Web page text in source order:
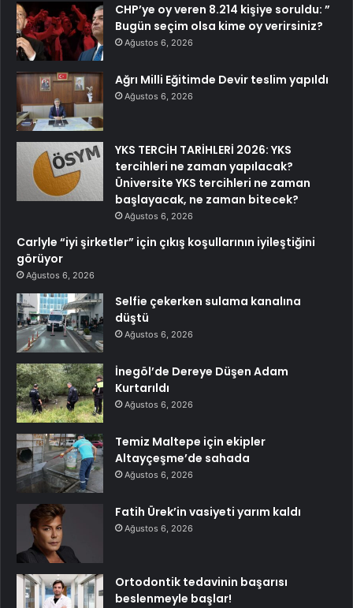
CHP’ye oy veren 8.214 kişiye soruldu: ”
Bugün seçim olsa kime oy verirsiniz?
Ağustos 6, 2026
Ağrı Milli Eğitimde Devir teslim yapıldı
Ağustos 6, 2026
YKS TERCİH TARİHLERİ 2026: YKS
tercihleri ne zaman yapılacak?
Üniversite YKS tercihleri ne zaman
başlayacak, ne zaman bitecek?
Ağustos 6, 2026
Carlyle “iyi şirketler” için çıkış koşullarının iyileştiğini
görüyor
Ağustos 6, 2026
Selfie çekerken sulama kanalına
düştü
Ağustos 6, 2026
İnegöl’de Dereye Düşen Adam
Kurtarıldı
Ağustos 6, 2026
Temiz Maltepe için ekipler
Altayçeşme’de sahada
Ağustos 6, 2026
Fatih Ürek’in vasiyeti yarım kaldı
Ağustos 6, 2026
Ortodontik tedavinin başarısı
beslenmeyle başlar!